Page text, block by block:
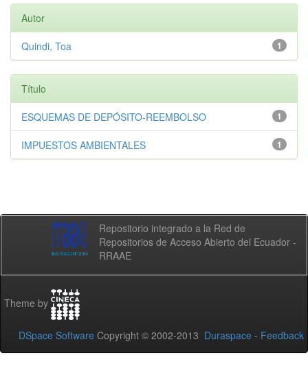
Autor
1
Quindi, Toa
Título
1
ESQUEMAS DE DEPÓSITO-REEMBOLSO
1
IMPUESTOS AMBIENTALES
Repositorio integrado a la Red de
Repositorios de Acceso Abierto del Ecuador -
RRAAE
Theme by
DSpace Software Copyright © 2002-2013 Duraspace - Feedback